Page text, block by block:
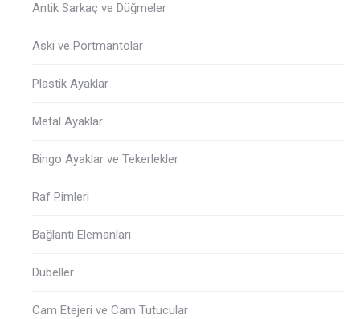
Antik Sarkaç ve Düğmeler
Askı ve Portmantolar
Plastik Ayaklar
Metal Ayaklar
Bingo Ayaklar ve Tekerlekler
Raf Pimleri
Bağlantı Elemanları
Dubeller
Cam Etejeri ve Cam Tutucular